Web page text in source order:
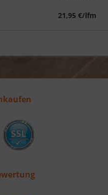
21,95 €/lfm